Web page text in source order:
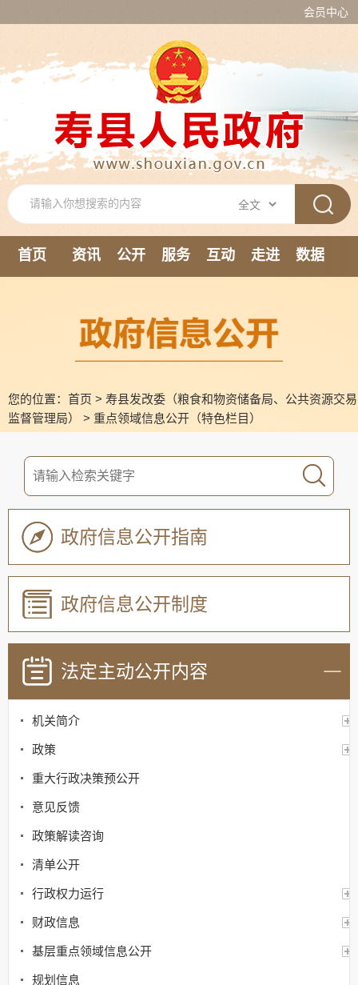
会员中心
首页 资讯 公开 服务 互动 走进
数据
您的位置： 首页 > 寿县发改委（粮食和物资储备局、公共资源交易
监督管理局） > 重点领域信息公开（特色栏目）
政府信息公开指南
政府信息公开制度
法定主动公开内容
机关简介
政策
重大行政决策预公开
意见反馈
政策解读咨询
清单公开
行政权力运行
财政信息
基层重点领域信息公开
规划信息